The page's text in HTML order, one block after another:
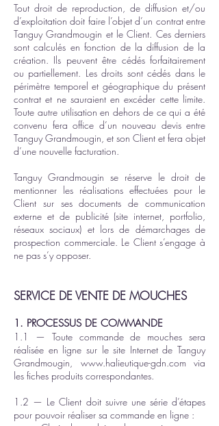
Tout droit de reproduction, de diffusion et/ou
d’exploitation doit faire l’objet d’un contrat entre
Tanguy Grandmougin et le Client. Ces derniers
sont calculés en fonction de la diffusion de la
création. Ils peuvent être cédés forfaitairement
ou partiellement. Les droits sont cédés dans le
périmètre temporel et géographique du présent
contrat et ne sauraient en excéder cette limite.
Toute autre utilisation en dehors de ce qui a été
convenu fera office d’un nouveau devis entre
Tanguy Grandmougin , et son Client et fera objet
d’une nouvelle facturation.
Tanguy Grandmougin se réserve le droit de
mentionner les réalisations effectuées pour le
Client sur ses documents de communication
externe et de publicité (site internet, portfolio,
réseaux sociaux) et lors de démarchages de
prospection commerciale. Le Client s’engage à
ne pas s’y opposer.
SERVICE DE VENTE DE MOUCHES
1. PROCESSUS DE COMMANDE
1.1 — Toute commande de mouches sera
réalisée en ligne sur le site Internet de Tanguy
Grandmougin, www.halieutique-gdn.com via
les fiches produits correspondantes.
1.2 — Le Client doit suivre une série d’étapes
pour pouvoir réaliser sa commande en ligne :